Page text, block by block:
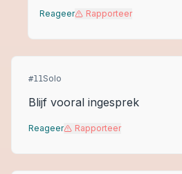
Reageer Rapporteer
#11Solo
Blijf vooral ingesprek
Reageer Rapporteer